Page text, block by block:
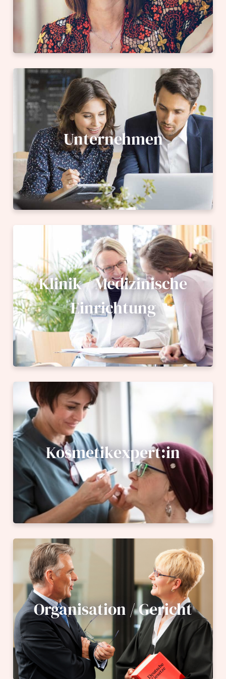
Unternehmen
Klinik / Medizinische
Einrichtung
Kosmetikexpert:in
Organisation / Gericht